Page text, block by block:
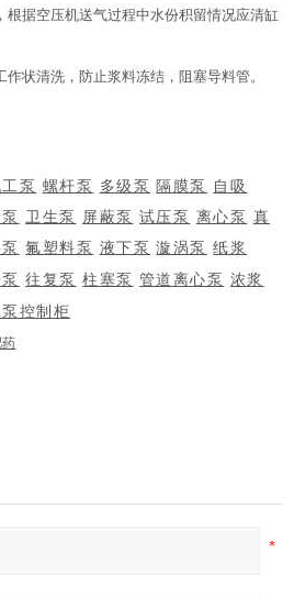
根据空压机送气过程中水份积留情况应清缸
状清洗，防止浆料冻结，阻塞导料管。
泵 螺杆泵 多级泵 隔膜泵
自吸
卫生泵 屏蔽泵 试压泵 离心泵 真
氟塑料泵 液下泵 漩涡泵 纸浆
往复泵 柱塞泵 管道离心泵 浓浆
泵控制柜